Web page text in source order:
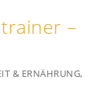
–
& ERNÄHRUNG,